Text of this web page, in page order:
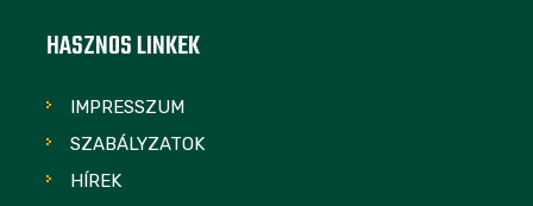
HASZNOS LINKEK
IMPRESSZUM
SZABÁLYZATOK
HÍREK